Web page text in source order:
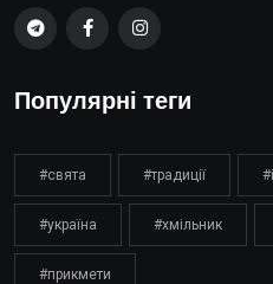
Популярні теги
#свята #традиції
#україна #хмільник
#прикмети